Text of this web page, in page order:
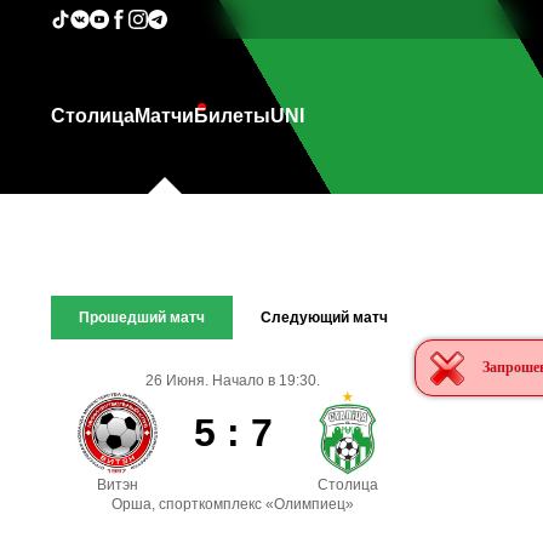
СтолицаМатчи БилетыUNI
Прошедший матч Следующий матч
26 Июня. Начало в 19:30.
5 : 7
Витэн
Столица
Орша, спорткомплекс «Олимпиец»